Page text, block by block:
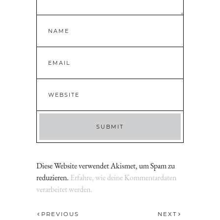
Diese Website verwendet Akismet, um Spam zu
reduzieren. Erfahre, wie deine Kommentardaten
verarbeitet werden.
PREVIOUS NEXT